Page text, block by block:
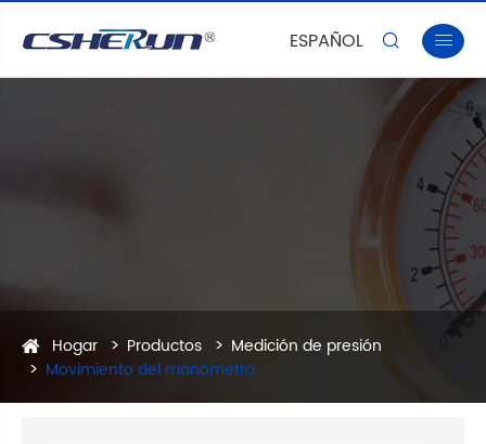
ESPAÑOL  
Hogar Productos
Medición de presión
Movimiento del manómetro